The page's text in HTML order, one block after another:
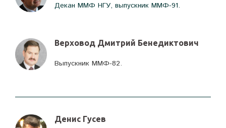
Декан ММФ НГУ, выпускник ММФ-91.
Верховод Дмитрий Бенедиктович
Выпускник ММФ-82.
Денис Гусев